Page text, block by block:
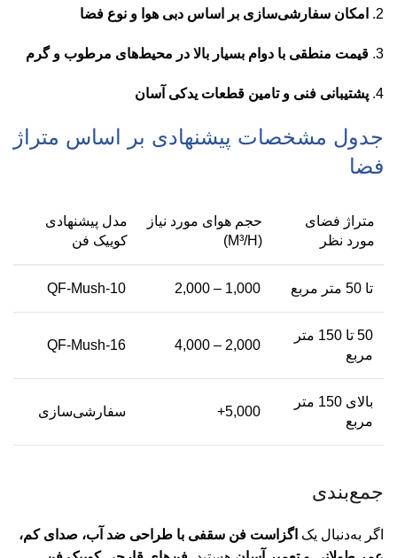
امکان سفارشی‌سازی بر اساس دبی هوا و نوع فضا
قیمت منطقی با دوام بسیار بالا در محیط‌های مرطوب و گرم
پشتیبانی فنی و تامین قطعات یدکی آسان
جدول مشخصات پیشنهادی بر اساس متراژ
فضا
متراژ فضای
مورد نظر
حجم هوای مورد نیاز
(M³/H)
مدل پیشنهادی
کوییک فن
تا 50 متر مربع 1,000 – 2,000
QF-Mush-10
50 تا 150 متر
مربع
2,000 – 4,000
QF-Mush-16
بالای 150 متر
مربع
5,000+ سفارشی‌سازی
جمع‌بندی
اگر به‌دنبال یک اگزاست فن سقفی با طراحی ضد آب، صدای کم،